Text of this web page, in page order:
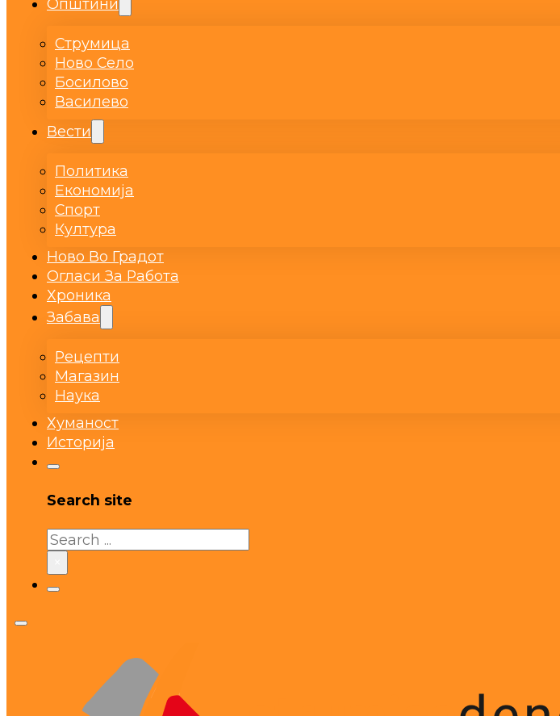
Општини
Струмица
Ново Село
Босилово
Василево
Вести
Политика
Економија
Спорт
Култура
Ново Во Градот
Огласи За Работа
Хроника
Забава
Рецепти
Магазин
Наука
Хуманост
Историја
Search site
Search